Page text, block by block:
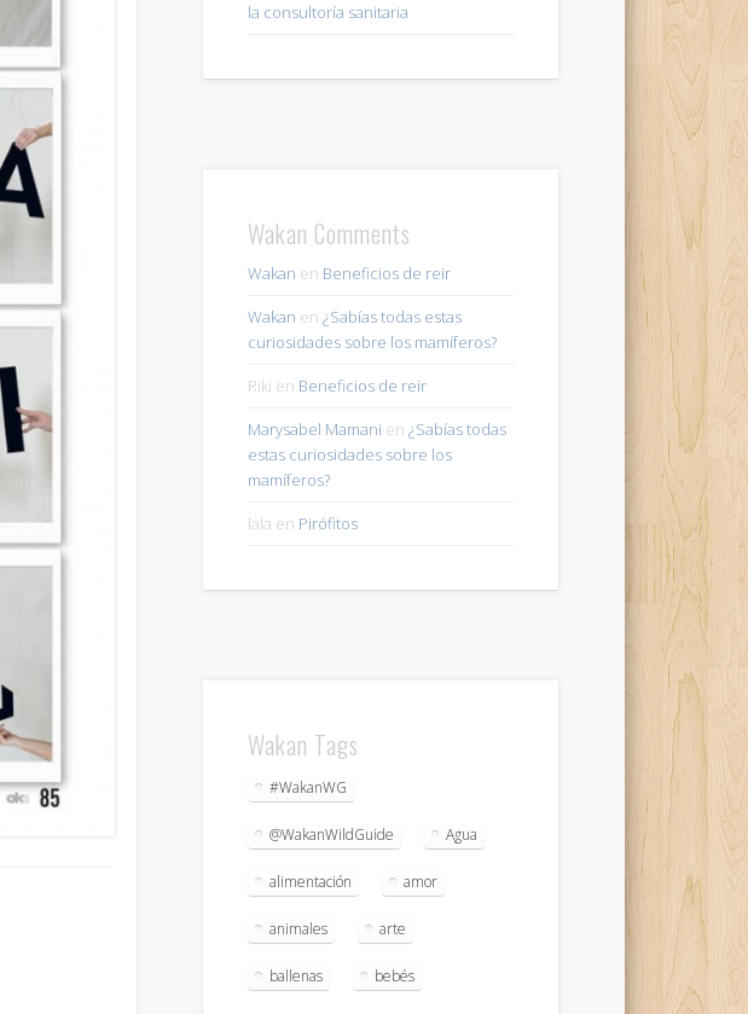
la consultoría sanitaria
Wakan Comments
Wakan en Beneficios de reir
Wakan en ¿Sabías todas estas
curiosidades sobre los mamíferos?
Riki en Beneficios de reir
Marysabel Mamani en ¿Sabías todas
estas curiosidades sobre los
mamíferos?
lala en Pirófitos
Wakan Tags
#WakanWG
@WakanWildGuide Agua
alimentación amor
animales arte
ballenas bebés